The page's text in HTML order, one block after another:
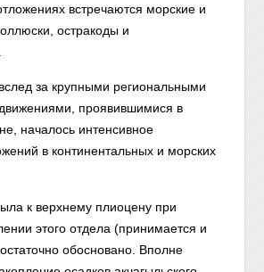
встречаются морские и
остракоды и
за крупными региональными
проявившимися в
началось интенсивное
в континентальных и морских
к верхнему плиоцену при
этого отдела (принимается и
обосновано. Вполне